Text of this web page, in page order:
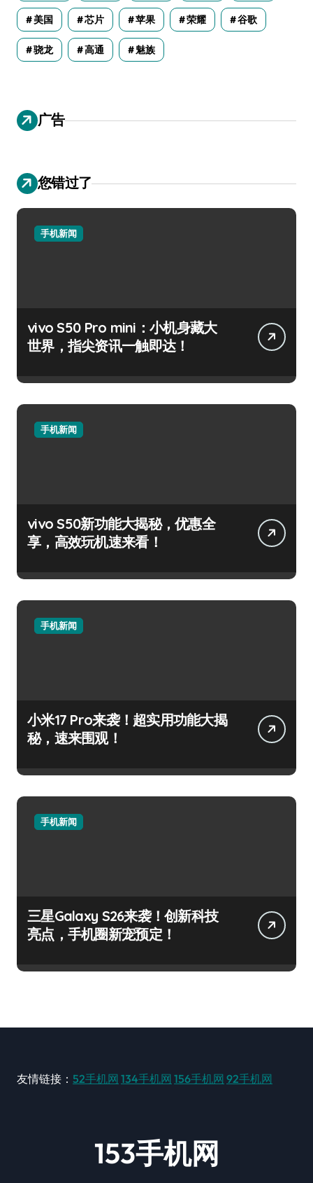
美国 芯片 苹果 荣耀 谷歌
骁龙 高通 魅族
广告
您错过了
手机新闻
vivo S50 Pro mini：小机身藏大
世界，指尖资讯一触即达！
手机新闻
vivo S50新功能大揭秘，优惠全
享，高效玩机速来看！
手机新闻
小米17 Pro来袭！超实用功能大揭
秘，速来围观！
手机新闻
三星Galaxy S26来袭！创新科技
亮点，手机圈新宠预定！
友情链接： 52手机网 134手机网 156手机网 92手机网
153手机网